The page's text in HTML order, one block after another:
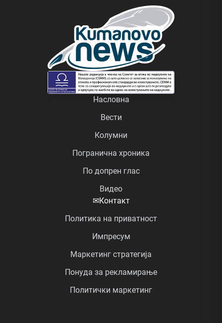
Насловна
Вести
Колумни
Погранична хроника
По допрен глас
Видео
✉Контакт
Политика на приватност
Импресум
Маркетинг стратегија
Понуда за рекламирање
Политички маркетинг